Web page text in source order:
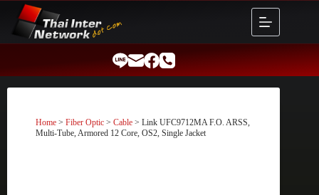
content
Home > Fiber Optic > Cable > Link UFC9712MA F.O. ARSS,
Multi-Tube, Armored 12 Core, OS2, Single Jacket